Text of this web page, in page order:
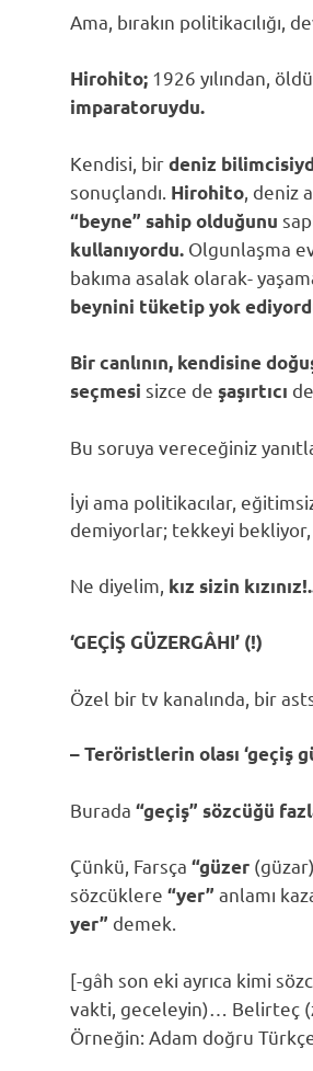
Ama, bırakın politikacılığı,
Hirohito; 1926 yılından,
imparatoruydu.
Kendisi, birdeniz
sonuçlandı. Hirohito , deniz
“beyne” sahip olduğunu
kullanıyordu. Olgunlaşma
bakıma asalak olarak-
beynini tüketip yok
Bir canlının, kendisine
seçmesi sizce de şaşırtıcı
Bu soruya vereceğiniz
İyi ama politikacılar,
demiyorlar; tekkeyi
Ne diyelim, kız sizin
‘GEÇİŞ GÜZERGÂHI’ (!)
Özel bir tv kanalında, bir
– Teröristlerin olası ‘geçiş
Burada “geçiş” sözcüğü
Çünkü, Farsça “güzer (güzar)
sözcüklere “yer” anlamı
yer” demek.
[-gâh son eki ayrıca kimi
vakti, geceleyin)… Belirteç
Örneğin: Adam doğru